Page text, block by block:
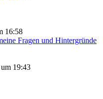
16:58
Fragen und Hintergründe
19:43